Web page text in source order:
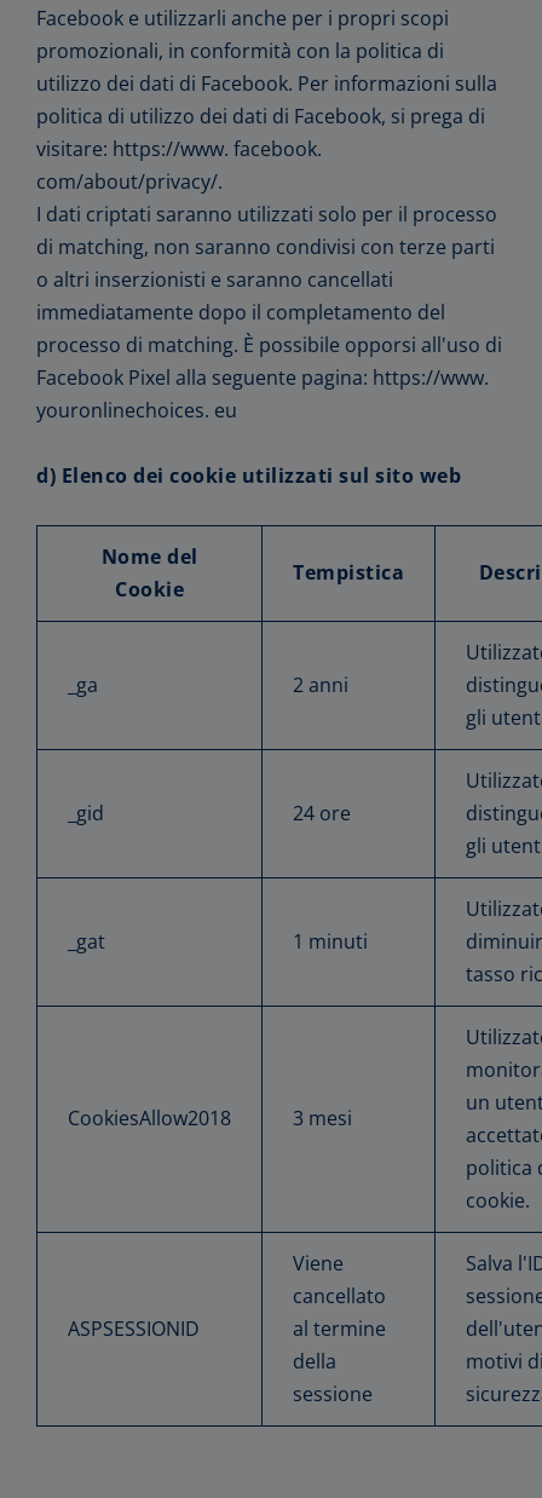
Facebook e utilizzarli anche per i propri scopi
promozionali, in conformità con la politica di
utilizzo dei dati di Facebook. Per informazioni sulla
politica di utilizzo dei dati di Facebook, si prega di
visitare: https://www. facebook.
com/about/privacy/.
I dati criptati saranno utilizzati solo per il processo
di matching, non saranno condivisi con terze parti
o altri inserzionisti e saranno cancellati
immediatamente dopo il completamento del
processo di matching. È possibile opporsi all'uso di
Facebook Pixel alla seguente pagina: https://www.
youronlinechoices. eu
d) Elenco dei cookie utilizzati sul sito web
Nome del
Cookie
Tempistica
_ga 2 anni
gli
_gid 24 ore
gli
_gat 1 minuti
tasso
CookiesAllow2018 3 mesi
un
politica
cookie.
ASPSESSIONID
Viene
cancellato
al termine
della
sessione
Salva
motivi